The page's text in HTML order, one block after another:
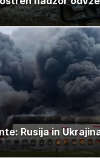
Rusija in